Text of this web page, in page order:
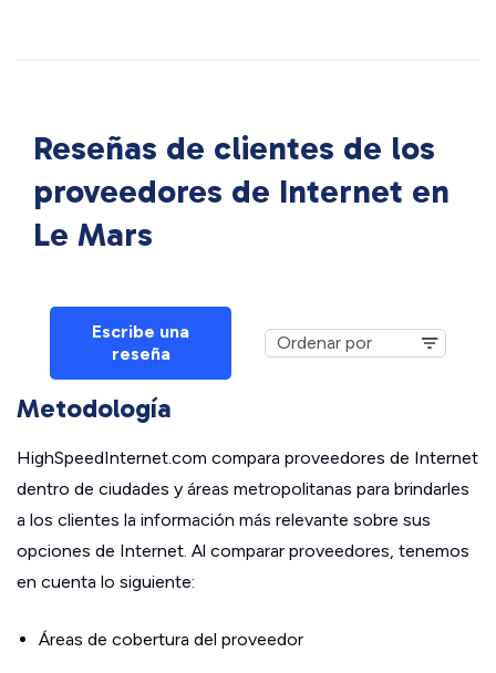
Reseñas de clientes de los
proveedores de Internet en
Le Mars
Escribe una
reseña
Metodología
HighSpeedInternet.com compara proveedores de Internet
dentro de ciudades y áreas metropolitanas para brindarles
a los clientes la información más relevante sobre sus
opciones de Internet. Al comparar proveedores, tenemos
en cuenta lo siguiente:
Áreas de cobertura del proveedor